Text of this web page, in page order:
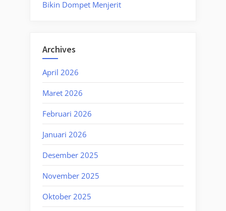
Bikin Dompet Menjerit
Archives
April 2026
Maret 2026
Februari 2026
Januari 2026
Desember 2025
November 2025
Oktober 2025